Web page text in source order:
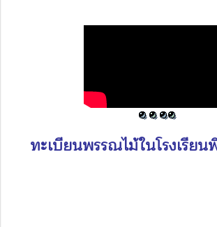
ทะเบียนพรรณไม้ในโรงเรีย